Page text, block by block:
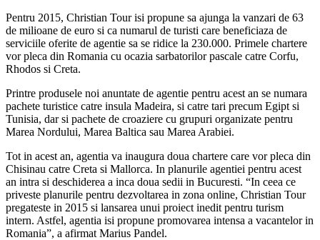
Pentru 2015, Christian Tour isi propune sa ajunga la vanzari de 63
de milioane de euro si ca numarul de turisti care beneficiaza de
serviciile oferite de agentie sa se ridice la 230.000. Primele chartere
vor pleca din Romania cu ocazia sarbatorilor pascale catre Corfu,
Rhodos si Creta.
Printre produsele noi anuntate de agentie pentru acest an se numara
pachete turistice catre insula Madeira, si catre tari precum Egipt si
Tunisia, dar si pachete de croaziere cu grupuri organizate pentru
Marea Nordului, Marea Baltica sau Marea Arabiei.
Tot in acest an, agentia va inaugura doua chartere care vor pleca din
Chisinau catre Creta si Mallorca. In planurile agentiei pentru acest
an intra si deschiderea a inca doua sedii in Bucuresti. “In ceea ce
priveste planurile pentru dezvoltarea in zona online, Christian Tour
pregateste in 2015 si lansarea unui proiect inedit pentru turism
intern. Astfel, agentia isi propune promovarea intensa a vacantelor in
Romania”, a afirmat Marius Pandel.